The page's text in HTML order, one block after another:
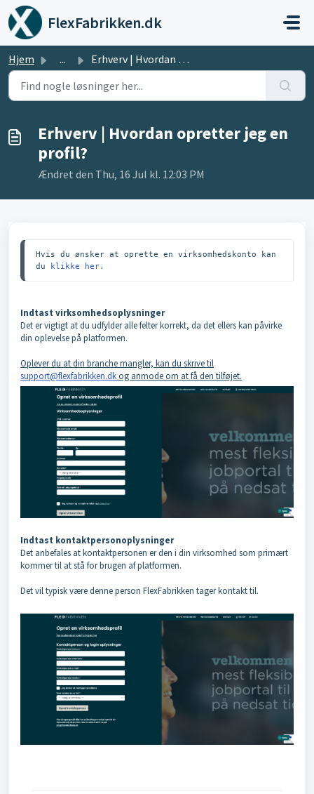
Gå til hovedindhold
FlexFabrikken.dk
Hjem ... Erhverv | Hvordan opretter jeg en profil?
Erhverv | Hvordan opretter jeg en
profil?
Ændret den Thu, 16 Jul kl. 12:03 PM
Hvis du ønsker at oprette en virksomhedskonto kan
du
klikke her.
Indtast virksomhedsoplysninger
Det er vigtigt at du udfylder alle felter korrekt, da det ellers kan påvirke
din oplevelse på platformen.
Oplever du at din branche mangler, kan du skrive til
support@flexfabrikken.dkog anmode om at få den tilføjet.
Indtast kontaktpersonoplysninger
Det anbefales at kontaktpersonen er den i din virksomhed som primært
kommer til at stå for brugen af platformen.
Det vil typisk være denne person FlexFabrikken tager kontakt til.